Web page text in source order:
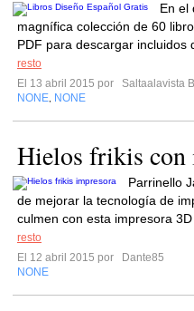
En el
magnífica colección de 60
PDF para descargar incluidos
resto
El 13 abril 2015 por
Saltaalavista
NONE NONE
Hielos frikis con
Parrinello
de mejorar la tecnología de
culmen con esta impresora
resto
El 12 abril 2015 por
Dante85
NONE